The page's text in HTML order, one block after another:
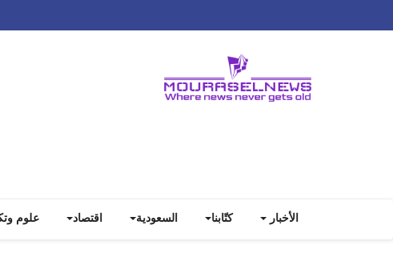
الأخبار كتّابنا السعودية اقتصاد علوم